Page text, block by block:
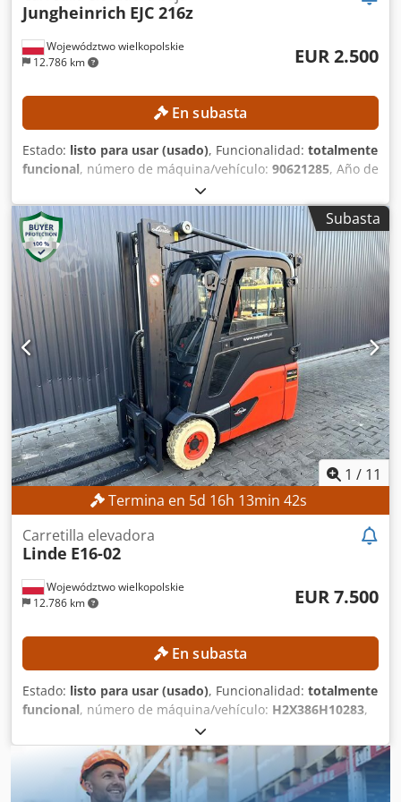
Województwo wielkopolskie
12.786 km
Jungheinrich EJC 216z
EUR 2.500
En subasta
Estado: listo para usar (usado), Funcionalidad: totalmente
funcional, número de máquina/vehículo: 90621285, Año de
, horas de funcionamiento:
de elevación:2.800 mm, altura de construcción:1.950
mm, Sin precio mínimo: ¡garantizamos la venta al precio
más alto! DETALLES TÉCNICOS Altura de elevación: 2.800
mm Altura total: 1.950 mm DETALLES DE LA MÁQUINA Tipo
de mástil: mástil estándar Codpfx Aiozrlw Aogsha Tipo de
batería: batería de iones de litio Horas de funcionamiento:
560 h EQUIPAMIENTO Elevación inicial Cargador
Referencia externa: SL1145SP
Subasta
1 / 11
Termina en 5d 16h 13min 40s
Województwo wielkopolskie
12.786 km
Carretilla elevadora
Linde E16-02
EUR 7.500
En subasta
Estado: listo para usar (usado), Funcionalidad: totalmente
funcional, número de máquina/vehículo: H2X386H10283,
, horas de funcionamiento:
h, altura de elevación:4.625 mm, ascensor libre:1.500
, altura de construcción: 2.121 mm
, Equipamiento:
desplazador lateral, Sin precio mínimo: ¡venta garantizada